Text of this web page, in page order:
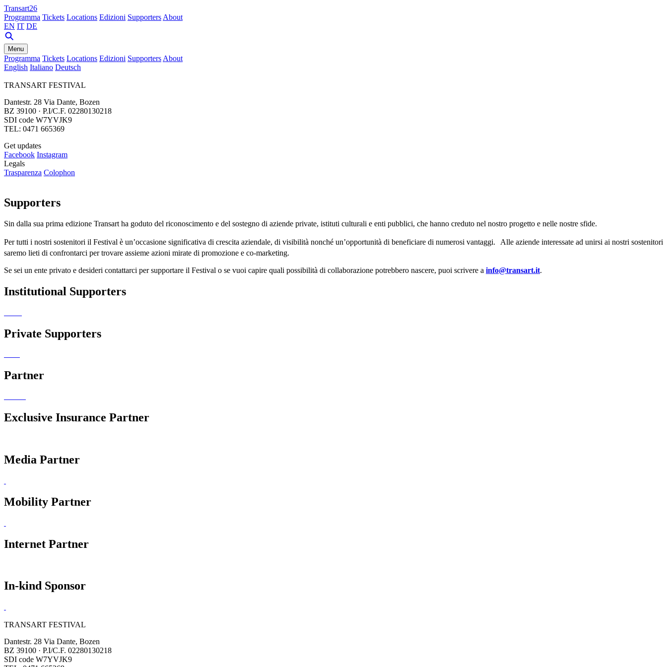
Transart26
Programma Tickets Locations Edizioni Supporters About
EN IT DE
Menu
Programma Tickets Locations Edizioni Supporters About
English Italiano Deutsch
TRANSART FESTIVAL
Dantestr. 28 Via Dante, Bozen
BZ 39100 · P.I/C.F. 02280130218
SDI code W7YVJK9
TEL: 0471 665369
Get updates
Facebook Instagram
Legals
Trasparenza Colophon
Supporters
Sin dalla sua prima edizione Transart ha goduto del riconoscimento e del sostegno di aziende private, istituti culturali e enti pubblici, che hanno creduto nel nostro progetto e nelle nostre sfide.
Per tutti i nostri sostenitori il Festival è un’occasione significativa di crescita aziendale, di visibilità nonché un’opportunità di beneficiare di numerosi vantaggi. Alle aziende interessate ad unirsi ai nostri sostenitori
saremo lieti di confrontarci per trovare assieme azioni mirate di promozione e co-marketing.
Se sei un ente privato e desideri contattarci per supportare il Festival o se vuoi capire quali possibilità di collaborazione potrebbero nascere, puoi scrivere a info@transart.it.
Institutional Supporters
Private Supporters
Partner
Exclusive Insurance Partner
Media Partner
Mobility Partner
Internet Partner
In-kind Sponsor
TRANSART FESTIVAL
Dantestr. 28 Via Dante, Bozen
BZ 39100 · P.I/C.F. 02280130218
SDI code W7YVJK9